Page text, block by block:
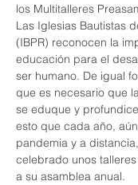
los Multitalleres
Las Iglesias Bautistas
(IBPR) reconocen la
educación para el
ser humano. De igual
que es necesario que
se eduque y
esto que cada año,
pandemia y a
celebrado unos
a su asamblea anual.